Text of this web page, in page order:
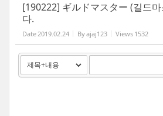
[190222] ギルドマスター (길드
다.
Date2019.02.24 Byajaj123 Views 1532